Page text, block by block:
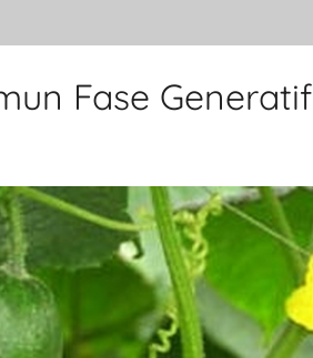
Fase Generatif